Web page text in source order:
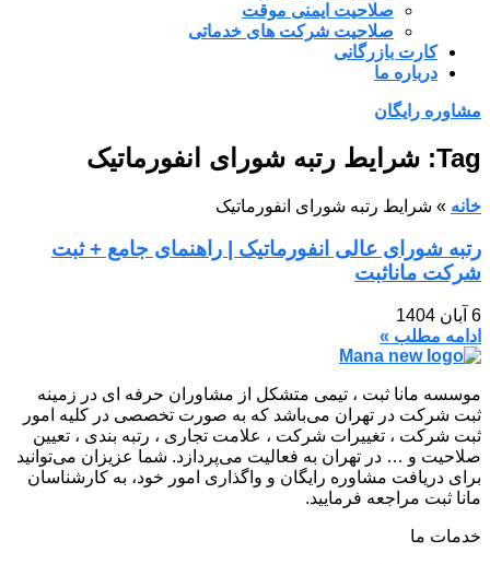
صلاحیت ایمنی موقت
صلاحیت شرکت های خدماتی
کارت بازرگانی
درباره ما
مشاوره رایگان
Tag: شرایط رتبه شورای انفورماتیک
خانه » شرایط رتبه شورای انفورماتیک
رتبه شورای عالی انفورماتیک | راهنمای جامع + ثبت
شرکت مانا‌ثبت
6 آبان 1404
ادامه مطلب »
موسسه مانا ثبت ، تیمی متشکل از مشاوران حرفه ای در زمینه
ثبت شرکت در تهران می‌باشد که به صورت تخصصی در کلیه امور
ثبت شرکت ، تغییرات شرکت ، علامت تجاری ، رتبه بندی ، تعیین
صلاحیت و … در تهران به فعالیت می‌پردازد. شما عزیزان می‌توانید
برای دریافت مشاوره رایگان و واگذاری امور خود، به کارشناسان
مانا ثبت مراجعه فرمایید.
خدمات ما